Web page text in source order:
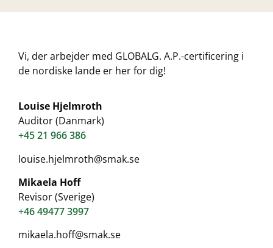
Vi, der arbejder med GLOBALG. A.P.-certificering i
de nordiske lande er her for dig!
Louise Hjelmroth
Auditor (Danmark)
+45 21 966 386
louise.hjelmroth@smak.se
Mikaela Hoff
Revisor (Sverige)
+46 49477 3997
mikaela.hoff@smak.se